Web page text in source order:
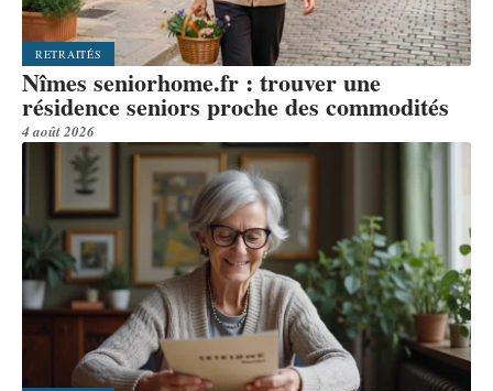
RETRAITÉS
Nîmes seniorhome.fr : trouver une
résidence seniors proche des commodités
4 août 2026